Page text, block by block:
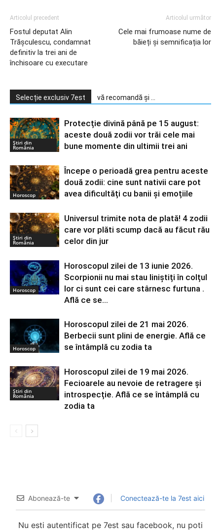
Articolul precedent
Fostul deputat Alin
Trăşculescu, condamnat
definitiv la trei ani de
închisoare cu executare
Articolul următor
Cele mai frumoase nume de
băieți și semnificația lor
Selecție exclusiv 7est vă recomandă și ...
Știri din
România
Protecție divină până pe 15 august:
aceste două zodii vor trăi cele mai
bune momente din ultimii trei ani
Horoscop
Începe o perioadă grea pentru aceste
două zodii: cine sunt nativii care pot
avea dificultăți cu banii și emoțiile
Știri din
România
Universul trimite nota de plată! 4 zodii
care vor plăti scump dacă au făcut rău
celor din jur
Horoscop
Horoscopul zilei de 13 iunie 2026.
Scorpionii nu mai stau liniștiți în colțul
lor ci sunt cei care stârnesc furtuna .
Află ce se...
Horoscop
Horoscopul zilei de 21 mai 2026.
Berbecii sunt plini de energie. Află ce
se întâmplă cu zodia ta
Știri din
România
Horoscopul zilei de 19 mai 2026.
Fecioarele au nevoie de retragere și
introspecție. Află ce se întâmplă cu
zodia ta
Abonează-te Conectează-te la 7est aici
Nu esti autentificat pe 7est sau facebook, nu poti